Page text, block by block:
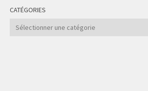
CATÉGORIES
Catégories